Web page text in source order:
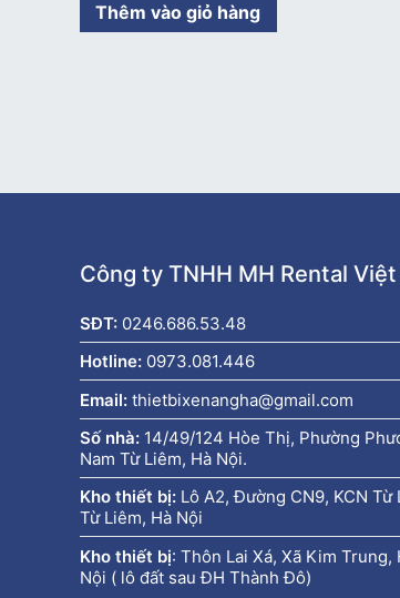
Thêm vào giỏ hàng
Công ty TNHH MH Rental
SĐT: 0246.686.53.48
Hotline: 0973.081.446
Email: thietbixenangha@gmail.com
Số nhà: 14/49/124 Hòe Thị, Phường
Nam Từ Liêm, Hà Nội.
Kho thiết bị: Lô A2, Đường CN9, KCN Từ
Từ Liêm, Hà Nội
Kho thiết bị: Thôn Lai Xá, Xã Kim Trung,
Nội ( lô đất sau ĐH Thành Đô)